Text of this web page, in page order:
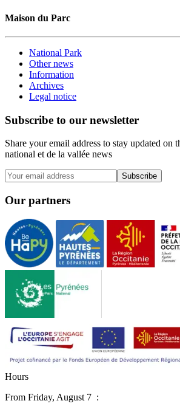
Maison du Parc
National Park
Other news
Information
Archives
Legal notice
Subscribe to our newsletter
Share your email address to stay updated on
national et de la vallée news
Subscribe
Our partners
Hours
From Friday, August 7 :